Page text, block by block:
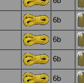
6b
6b
6b
6b